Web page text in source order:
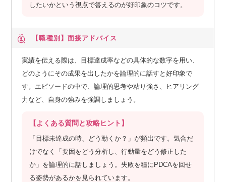
したいかという視点で答えるのが好印象のコツです。
【職種別】 面接アドバイス
実績を伝える際は、目標達成率などの具体的な数字を用い、
どのようにその成果を出したかを論理的に話すと好印象で
す。エピソードの中で、論理的思考や粘り強さ、ヒアリング
力など、自身の強みを強調しましょう。
【よくある質問と攻略ヒント】
「目標未達成の時、どう動くか？」が頻出です。気合だ
けでなく「要因をどう分析し、行動量をどう修正した
か」を論理的に話しましょう。失敗を糧にPDCAを回せ
る姿勢があるかを見られています。